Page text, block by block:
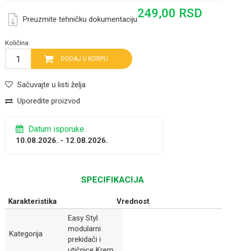
Preuzmite tehničku dokumentaciju249,00 RSD
Količina:
DODAJ U KORPU
Sačuvajte u listi želja
Uporedite proizvod
Datum isporuke
10.08.2026. - 12.08.2026.
SPECIFIKACIJA
Karakteristika Vrednost
Kategorija
Easy Styl
modularni
prekidači i